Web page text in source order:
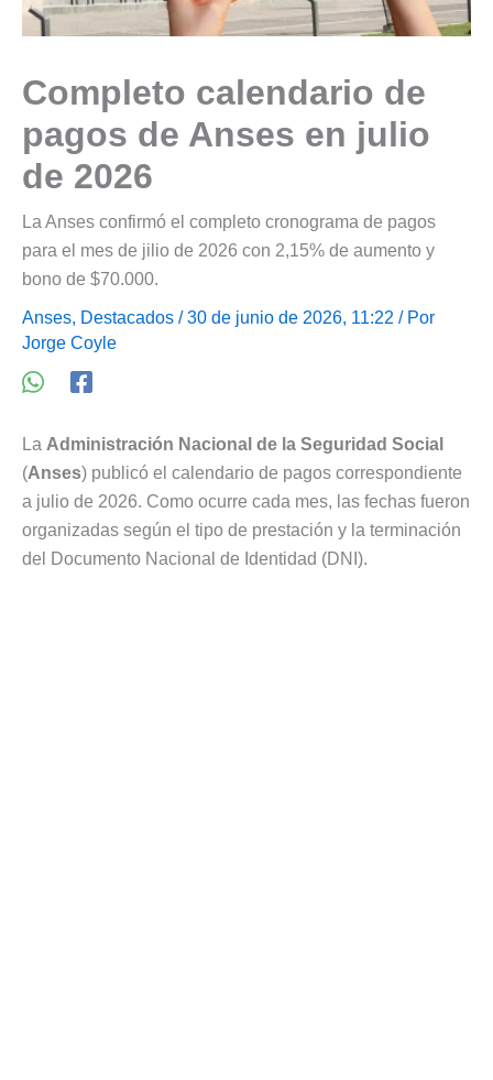
Completo calendario de
pagos de Anses en julio
de 2026
La Anses confirmó el completo cronograma de pagos
para el mes de jilio de 2026 con 2,15% de aumento y
bono de $70.000.
Anses, Destacados / 30 de junio de 2026, 11:22 / Por
Jorge Coyle
La Administración Nacional de la Seguridad Social
(Anses) publicó el calendario de pagos correspondiente
a julio de 2026. Como ocurre cada mes, las fechas fueron
organizadas según el tipo de prestación y la terminación
del Documento Nacional de Identidad (DNI).